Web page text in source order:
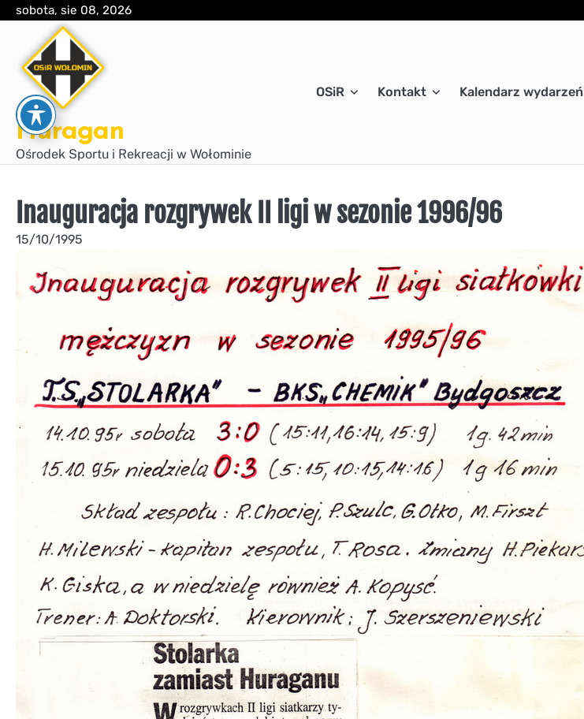
Skip
content
sobota, sie 08, 2026
Huragan
Ośrodek Sportu i Rekreacji w Wołominie
OSiR Kontakt Kalendarz wydarzeń
Inauguracja rozgrywek II ligi w sezonie 1996/96
15/10/1995
UKS 5
Salwa
Control Naczaj Team